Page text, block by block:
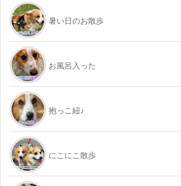
暑い日のお散歩
お風呂入った
抱っこ紐♪
にこにこ散歩